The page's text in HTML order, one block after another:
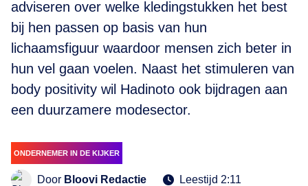
adviseren over welke kledingstukken het best
bij hen passen op basis van hun
lichaamsfiguur waardoor mensen zich beter in
hun vel gaan voelen. Naast het stimuleren van
body positivity wil Hadinoto ook bijdragen aan
een duurzamere modesector.
ONDERNEMER IN DE KIJKER
Door Bloovi Redactie Leestijd 2:11